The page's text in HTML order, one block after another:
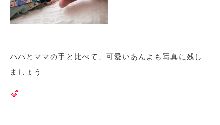
パパとママの手と比べて、可愛いあんよも写真に残し
ましょう